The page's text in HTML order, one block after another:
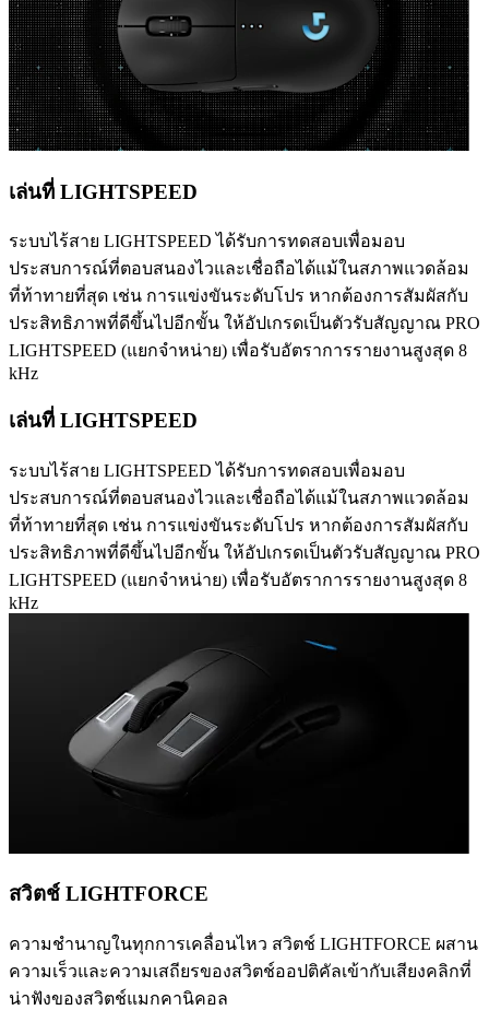
เล่นที่ LIGHTSPEED
ระบบไร้สาย LIGHTSPEED ได้รับการทดสอบเพื่อมอบ
ประสบการณ์ที่ตอบสนองไวและเชื่อถือได้แม้ในสภาพแวดล้อม
ที่ท้าทายที่สุด เช่น การแข่งขันระดับโปร หากต้องการสัมผัสกับ
ประสิทธิภาพที่ดีขึ้นไปอีกขั้น ให้อัปเกรดเป็นตัวรับสัญญาณ PRO
LIGHTSPEED (แยกจำหน่าย) เพื่อรับอัตราการรายงานสูงสุด 8
kHz
เล่นที่ LIGHTSPEED
ระบบไร้สาย LIGHTSPEED ได้รับการทดสอบเพื่อมอบ
ประสบการณ์ที่ตอบสนองไวและเชื่อถือได้แม้ในสภาพแวดล้อม
ที่ท้าทายที่สุด เช่น การแข่งขันระดับโปร หากต้องการสัมผัสกับ
ประสิทธิภาพที่ดีขึ้นไปอีกขั้น ให้อัปเกรดเป็นตัวรับสัญญาณ PRO
LIGHTSPEED (แยกจำหน่าย) เพื่อรับอัตราการรายงานสูงสุด 8
kHz
สวิตช์ LIGHTFORCE
ความชำนาญในทุกการเคลื่อนไหว สวิตช์ LIGHTFORCE ผสาน
ความเร็วและความเสถียรของสวิตช์ออปติคัลเข้ากับเสียงคลิกที่
น่าฟังของสวิตช์แมกคานิคอล